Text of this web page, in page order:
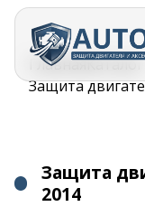
Перейти к
основному
содержанию
Строка
ГлавнаяКаталог
Защита
Защита
2014